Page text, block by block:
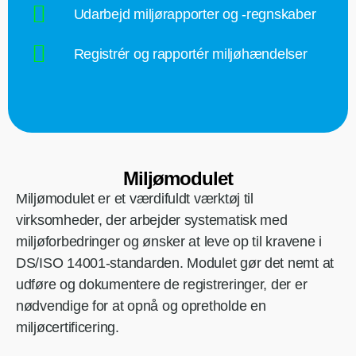
Udarbejd miljørapporter og -regnskaber
Registrér og rapportér miljøhændelser
Miljømodulet
Miljømodulet er et værdifuldt værktøj til
virksomheder, der arbejder systematisk med
miljøforbedringer og ønsker at leve op til kravene i
DS/ISO 14001-standarden. Modulet gør det nemt at
udføre og dokumentere de registreringer, der er
nødvendige for at opnå og opretholde en
miljøcertificering.